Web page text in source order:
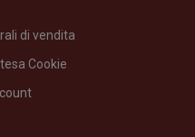
di vendita
Cookie